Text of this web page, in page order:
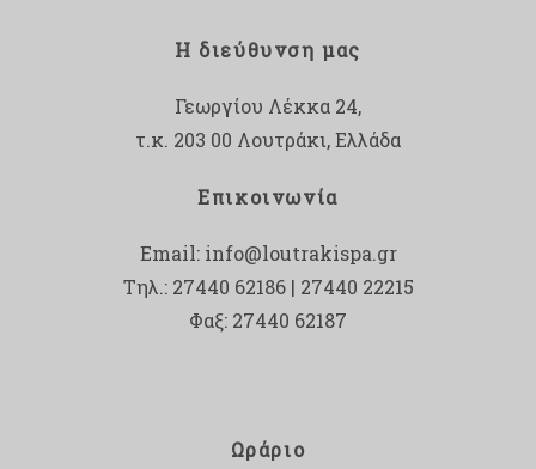
Η διεύθυνση μας
Γεωργίου Λέκκα 24,
τ.κ. 203 00 Λουτράκι, Ελλάδα
Επικοινωνία
Email: info@loutrakispa.gr
Τηλ.: 27440 62186 | 27440 22215
Φαξ: 27440 62187
Ωράριο